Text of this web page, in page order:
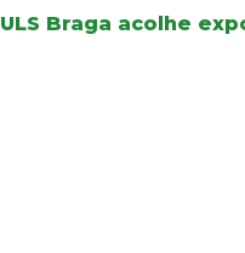
ULS Braga acolhe